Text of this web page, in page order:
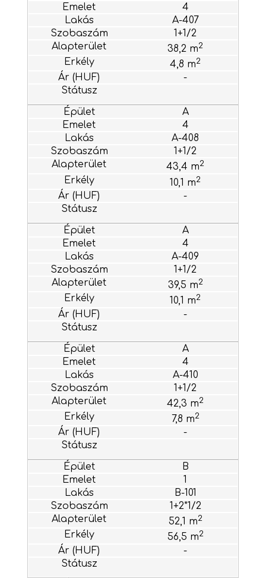
4
A-407
1+1/2
38,2 m2
4,8 m2
-
A
4
A-408
1+1/2
43,4 m2
10,1 m2
-
A
4
A-409
1+1/2
39,5 m2
10,1 m2
-
A
4
A-410
1+1/2
42,3 m2
7,8 m2
-
B
1
B-101
1+2*1/2
52,1 m2
56,5 m2
-